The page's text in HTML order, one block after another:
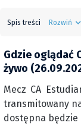
Spis treści Rozwiń
Gdzie oglądać
żywo
Mecz CA
transmitowany
dostępna